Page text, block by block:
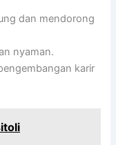
dan mendorong
nyaman.
karir